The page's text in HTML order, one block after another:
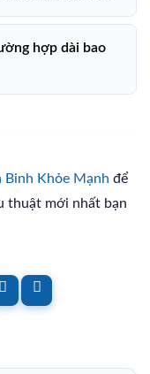
hợp dài bao
Binh Khỏe Mạnh để
thuật mới nhất bạn